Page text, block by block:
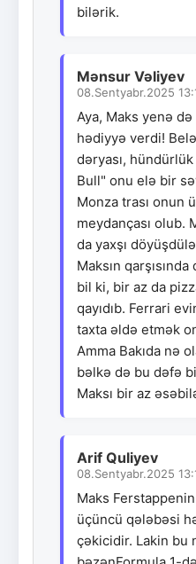
bilərik.
Mənsur Vəliyev
08.Sentyabr.2025
Aya, Maks yenə
hədiyyə verdi!
dəryası,
Bull" onu elə bir
Monza trası onun
meydançası olub.
da yaxşı
Maksın
bil ki, bir az da
qayıdıb. Ferrari
taxta əldə etmək
Amma Bakıda nə
bəlkə də bu dəfə
Maksı bir az
Arif Quliyev
08.Sentyabr.2025
Maks
üçüncü qələbəsi
çəkicidir. Lakin bu